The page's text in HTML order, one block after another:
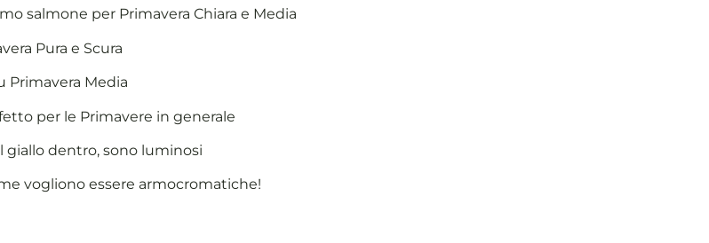
salmone per Primavera Chiara e Media
Pura e Scura
Primavera Media
per le Primavere in generale
giallo dentro, sono luminosi
vogliono essere armocromatiche!